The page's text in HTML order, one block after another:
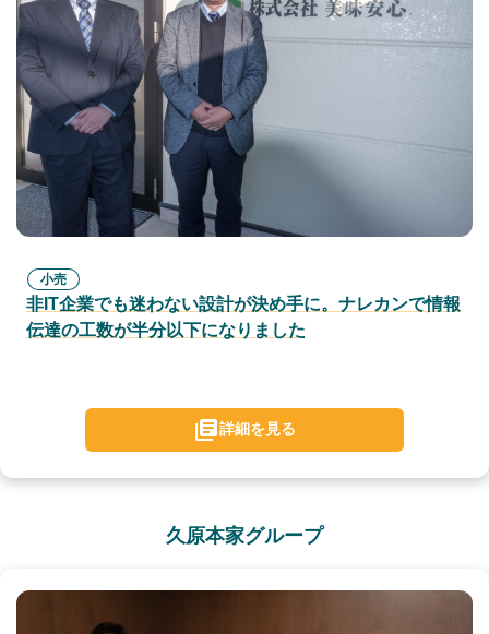
小売
非IT企業でも迷わない設計が決め手に。ナレカンで情報
伝達の工数が半分以下になりました
詳細を見る
久原本家グループ